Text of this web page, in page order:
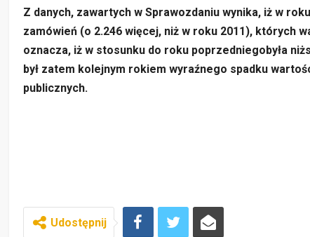
Z danych, zawartych w Sprawozdaniu wynika, iż w
zamówień (o 2.246 więcej, niż w roku 2011), których
oznacza, iż w stosunku do roku poprzedniegobyła
był zatem kolejnym rokiem wyraźnego spadku
publicznych.
Udostępnij